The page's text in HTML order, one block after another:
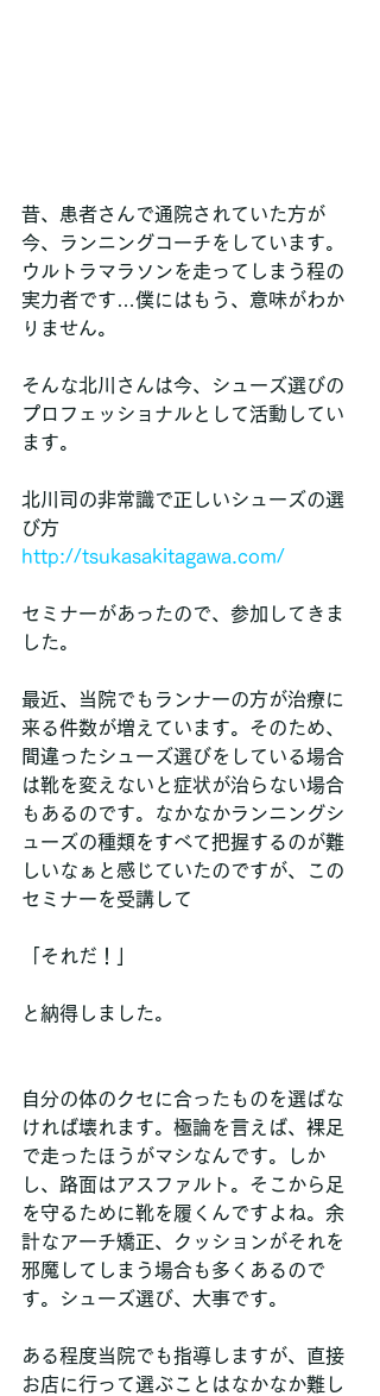
昔、患者さんで通院されていた方が
今、ランニングコーチをしています。
ウルトラマラソンを走ってしまう程の
実力者です…僕にはもう、意味がわか
りません。
そんな北川さんは今、シューズ選びの
プロフェッショナルとして活動してい
ます。
北川司の非常識で正しいシューズの選
び方
http://tsukasakitagawa.com/
セミナーがあったので、参加してきま
した。
最近、当院でもランナーの方が治療に
来る件数が増えています。そのため、
間違ったシューズ選びをしている場合
は靴を変えないと症状が治らない場合
もあるのです。なかなかランニングシ
ューズの種類をすべて把握するのが難
しいなぁと感じていたのですが、この
セミナーを受講して
「それだ！」
と納得しました。
自分の体のクセに合ったものを選ばな
ければ壊れます。極論を言えば、裸足
で走ったほうがマシなんです。しか
し、路面はアスファルト。そこから足
を守るために靴を履くんですよね。余
計なアーチ矯正、クッションがそれを
邪魔してしまう場合も多くあるので
す。シューズ選び、大事です。
ある程度当院でも指導しますが、直接
お店に行って選ぶことはなかなか難し